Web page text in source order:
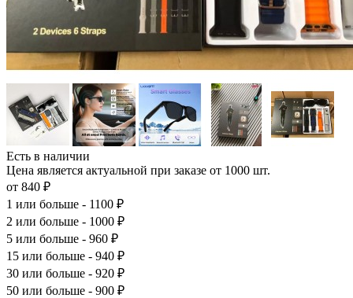
Есть в наличии
Цена является актуальной при заказе от 1000 шт.
от 840 ₽
1 или больше - 1100 ₽
2 или больше - 1000 ₽
5 или больше - 960 ₽
15 или больше - 940 ₽
30 или больше - 920 ₽
50 или больше - 900 ₽